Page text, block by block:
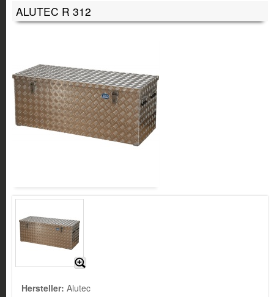
ALUTEC R 312
Hersteller: Alutec